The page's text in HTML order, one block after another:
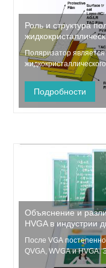
Роль и структура
Поляризатор
материал,
(ПВА), растянутой и
путем многократного
покрытия и других
Подробности
Объяснение и
HVGA в индустрии
После VGA
QVGA, WVGA и
в параметрах